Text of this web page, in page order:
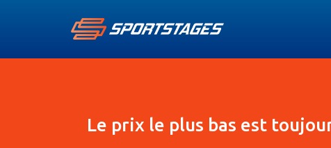
Le prix le plus bas est